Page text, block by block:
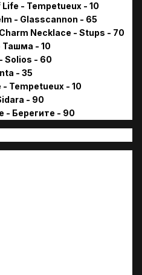
- Tempetueux - 10
- Glasscannon - 65
Necklace - Stups - 70
Ташма - 10
Solios - 60
- 35
Tempetueux - 10
- 90
- Берегите - 90